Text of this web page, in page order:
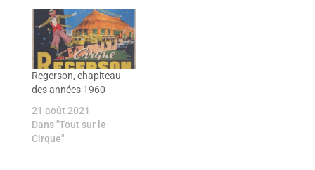
Regerson, chapiteau
des années 1960
21 août 2021
Dans "Tout sur le
Cirque"